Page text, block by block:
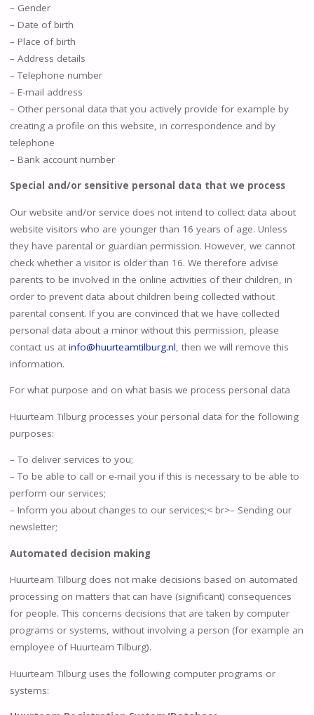
– Gender
– Date of birth
– Place of birth
– Address details
– Telephone number
– E-mail address
– Other personal data that you actively provide for example by
creating a profile on this website, in correspondence and by
telephone
– Bank account number
Special and/or sensitive personal data that we process
Our website and/or service does not intend to collect data about
website visitors who are younger than 16 years of age. Unless
they have parental or guardian permission. However, we cannot
check whether a visitor is older than 16. We therefore advise
parents to be involved in the online activities of their children, in
order to prevent data about children being collected without
parental consent. If you are convinced that we have collected
personal data about a minor without this permission, please
contact us at info@huurteamtilburg.nl, then we will remove this
information.
For what purpose and on what basis we process personal data
Huurteam Tilburg processes your personal data for the following
purposes:
– To deliver services to you;
– To be able to call or e-mail you if this is necessary to be able to
perform our services;
– Inform you about changes to our services;< br>– Sending our
newsletter;
Automated decision making
Huurteam Tilburg does not make decisions based on automated
processing on matters that can have (significant) consequences
for people. This concerns decisions that are taken by computer
programs or systems, without involving a person (for example an
employee of Huurteam Tilburg).
Huurteam Tilburg uses the following computer programs or
systems: